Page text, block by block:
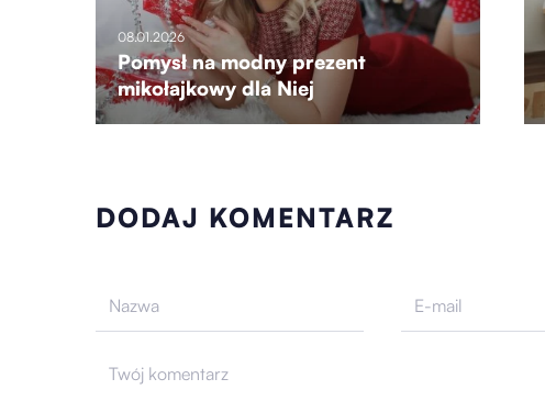
08.01.2026
Pomysł na modny prezent
mikołajkowy dla Niej
DODAJ KOMENTARZ